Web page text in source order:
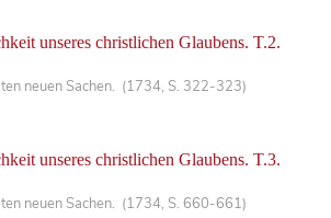
unseres christlichen Glaubens. T.2.
neuen Sachen. (1734, S. 322-323)
unseres christlichen Glaubens. T.3.
neuen Sachen. (1734, S. 660-661)